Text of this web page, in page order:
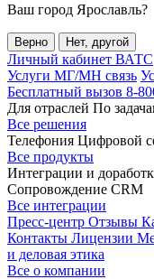
Ваш город Ярославль?
Верно Нет, другой
Личный кабинет ВАТС
Услуги МГ/МН связь
Бесплатный вызов 8-
Для отраслей По
Все решения
Телефония Цифровой
Все продукты
Интеграции и
Сопровождение CRM
Все интеграции
Пресс-центр Отзывы
Контакты Лицензии
и деловая этика
Все о компании